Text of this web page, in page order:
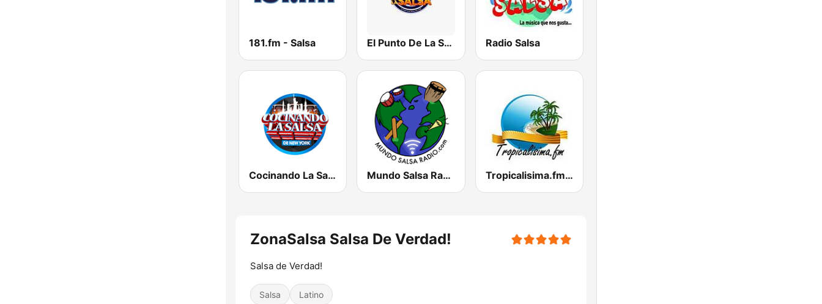
181.fm - Salsa El Punto De La Salsa "Radio" Radio Salsa
Cocinando La Salsa de New York Mundo Salsa Radio Tropicalisima.fm - Salsa
ZonaSalsa Salsa De Verdad!
Salsa de Verdad!
Salsa Latino